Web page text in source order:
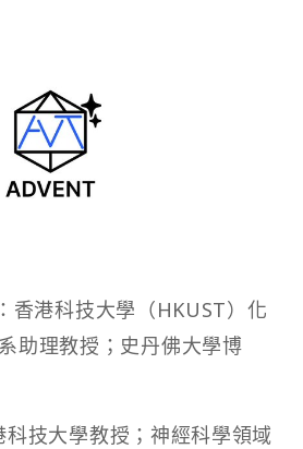
：香港科技大學（HKUST）化
助理教授；史丹佛大學博
科技大學教授；神經科學領域